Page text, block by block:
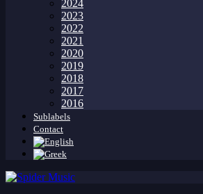
2024
2023
2022
2021
2020
2019
2018
2017
2016
Sublabels
Contact